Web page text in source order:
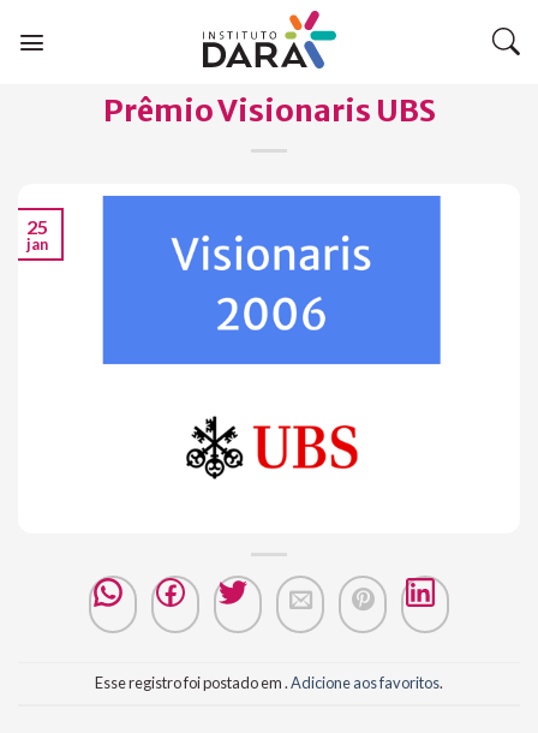
Prêmio Visionaris UBS
25
jan
Esse registro foi postado em .Adicione aos favoritos.